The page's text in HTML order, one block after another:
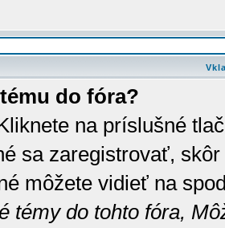
do fóra?
na príslušné
sa zaregistrovať,
môžete vidieť na
témy do tohto fóra,